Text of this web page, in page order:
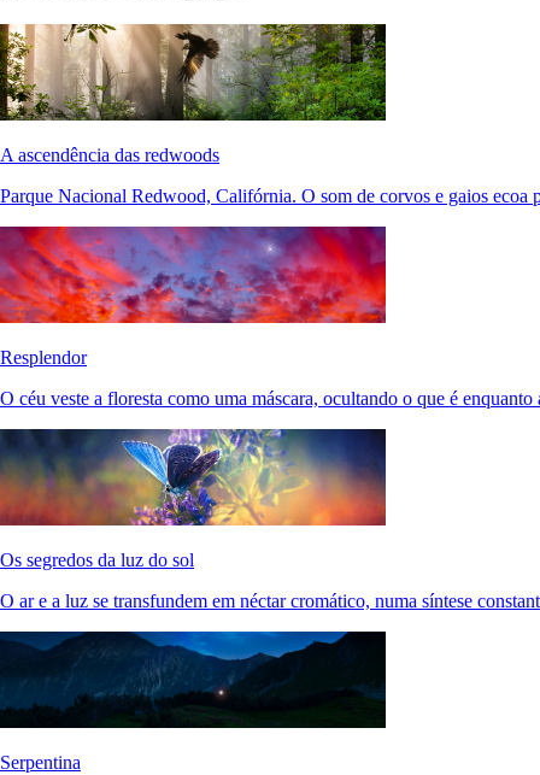
A ascendência das redwoods
Parque Nacional Redwood, Califórnia. O som de corvos e gaios ecoa
Resplendor
O céu veste a floresta como uma máscara, ocultando o que é enquanto
Os segredos da luz do sol
O ar e a luz se transfundem em néctar cromático, numa síntese
Serpentina